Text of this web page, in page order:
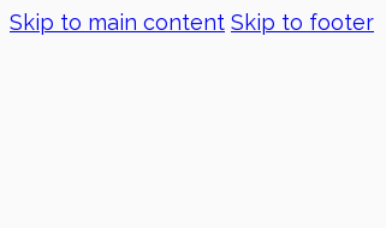
Skip to main content Skip to footer